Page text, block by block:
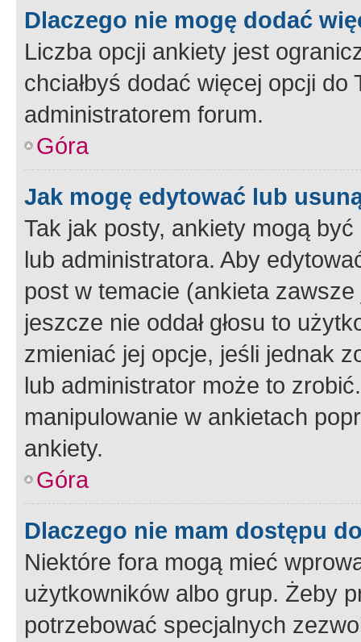
Dlaczego nie mogę dodać
Liczba opcji ankiety jest
chciałbyś dodać więcej opcji
administratorem forum.
Góra
Jak mogę edytować lub
Tak jak posty, ankiety mogą
lub administratora. Aby
post w temacie (ankieta
jeszcze nie oddał głosu to
zmieniać jej opcje, jeśli jednak
lub administrator może to
manipulowanie w ankietach
ankiety.
Góra
Dlaczego nie mam dostępu
Niektóre fora mogą mieć
użytkowników albo grup. Żeby
potrzebować specjalnych